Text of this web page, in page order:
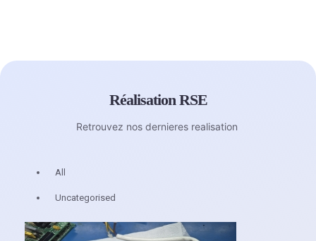
Réalisation RSE
Retrouvez nos dernieres realisation
All
Uncategorised